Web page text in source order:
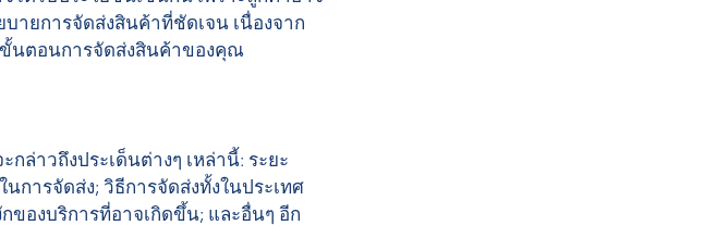
ยการจัดส่งสินค้าที่ชัดเจน เนื่องจาก
ขั้นตอนการจัดส่งสินค้าของคุณ
ล่าวถึงประเด็นต่างๆ เหล่านี้: ระยะ
การจัดส่ง; วิธีการจัดส่งทั้งในประเทศ
ของบริการที่อาจเกิดขึ้น; และอื่นๆ อีก